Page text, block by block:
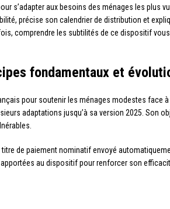
s’adapter aux besoins des ménages les plus
précise son calendrier de distribution et
comprendre les subtilités de ce dispositif
fondamentaux et
pour soutenir les ménages modestes face
adaptations jusqu’à sa version 2025. Son
de paiement nominatif envoyé
au dispositif pour renforcer son